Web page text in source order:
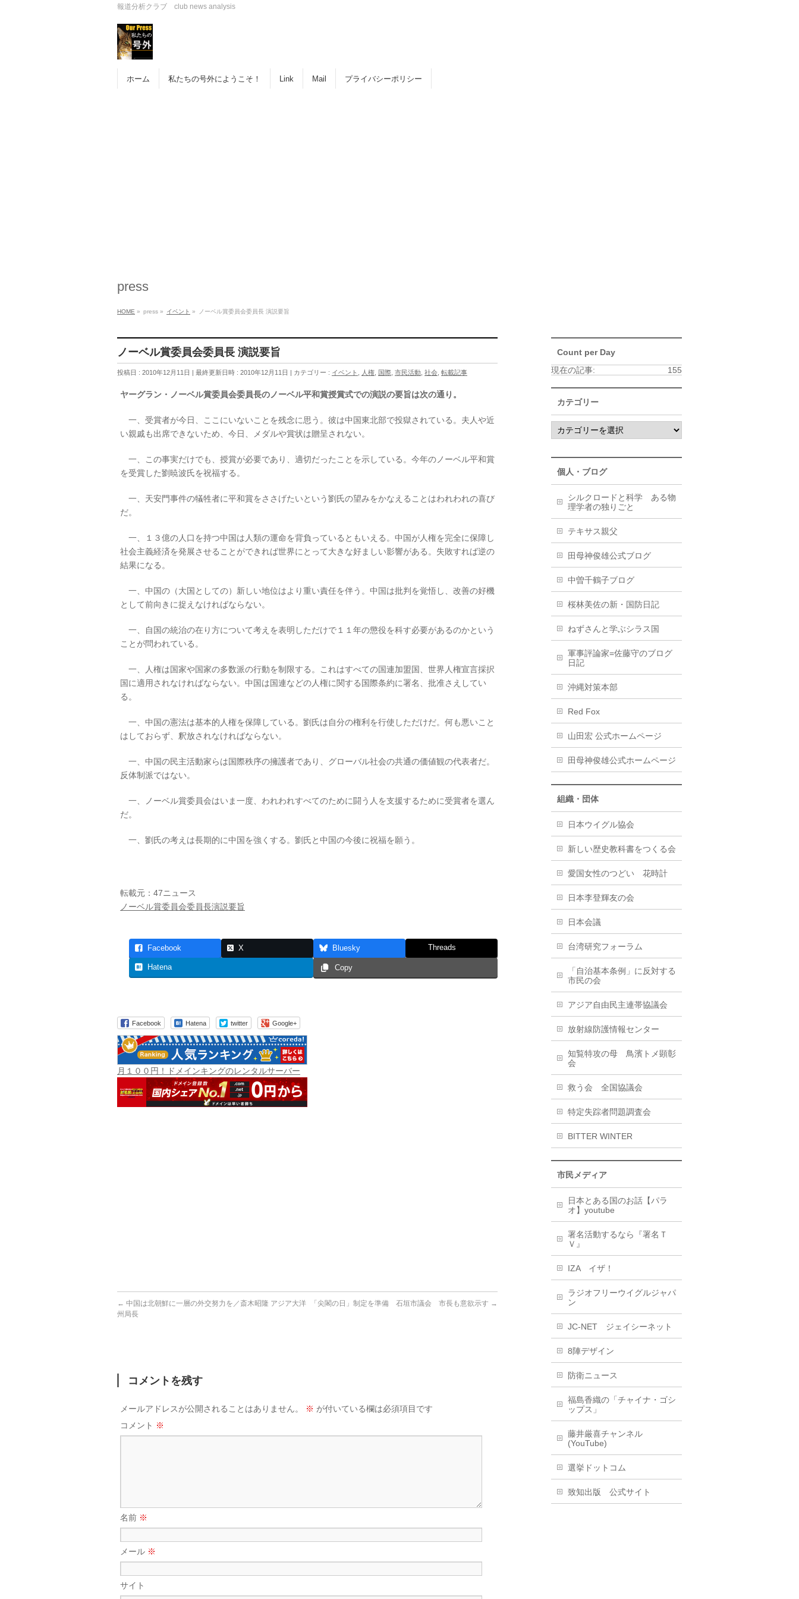
報道分析クラブ club news analysis
ホーム 私たちの号外にようこそ！ Link Mail プライバシーポリシー
press
HOME » press » イベント » ノーベル賞委員会委員長 演説要旨
ノーベル賞委員会委員長 演説要旨
投稿日 : 2010年12月11日 最終更新日時 : 2010年12月11日 カテゴリー : イベント 人権 国際 市民活動 社会 転載記事
ヤーグラン・ノーベル賞委員会委員長のノーベル平和賞授賞式での演説の要旨は次の通り。
一、受賞者が今日、ここにいないことを残念に思う。彼は中国東北部で投獄されている。夫人や近
い親戚も出席できないため、今日、メダルや賞状は贈呈されない。
一、この事実だけでも、授賞が必要であり、適切だったことを示している。今年のノーベル平和賞
を受賞した劉暁波氏を祝福する。
一、天安門事件の犠牲者に平和賞をささげたいという劉氏の望みをかなえることはわれわれの喜び
だ。
一、１３億の人口を持つ中国は人類の運命を背負っているともいえる。中国が人権を完全に保障し
社会主義経済を発展させることができれば世界にとって大きな好ましい影響がある。失敗すれば逆の
結果になる。
一、中国の（大国としての）新しい地位はより重い責任を伴う。中国は批判を覚悟し、改善の好機
として前向きに捉えなければならない。
一、自国の統治の在り方について考えを表明しただけで１１年の懲役を科す必要があるのかという
ことが問われている。
一、人権は国家や国家の多数派の行動を制限する。これはすべての国連加盟国、世界人権宣言採択
国に適用されなければならない。中国は国連などの人権に関する国際条約に署名、批准さえしてい
る。
一、中国の憲法は基本的人権を保障している。劉氏は自分の権利を行使しただけだ。何も悪いこと
はしておらず、釈放されなければならない。
一、中国の民主活動家らは国際秩序の擁護者であり、グローバル社会の共通の価値観の代表者だ。
反体制派ではない。
一、ノーベル賞委員会はいま一度、われわれすべてのために闘う人を支援するために受賞者を選ん
だ。
一、劉氏の考えは長期的に中国を強くする。劉氏と中国の今後に祝福を願う。
転載元：47ニュース
ノーベル賞委員会委員長演説要旨
Facebook X Bluesky Threads
Hatena Copy
Facebook Hatena twitter Google+
月１００円！ドメインキングのレンタルサーバー
← 中国は北朝鮮に一層の外交努力を／斎木昭隆 アジア大洋
州局長
「尖閣の日」制定を準備 石垣市議会 市長も意欲示す →
コメントを残す
メールアドレスが公開されることはありません。 ※ が付いている欄は必須項目です
コメント ※
名前 ※
メール ※
サイト
Count per Day
155
現在の記事:
カテゴリー
個人・ブログ
シルクロードと科学 ある物
理学者の独りごと
テキサス親父
田母神俊雄公式ブログ
中曽千鶴子ブログ
桜林美佐の新・国防日記
ねずさんと学ぶシラス国
軍事評論家=佐藤守のブログ
日記
沖縄対策本部
Red Fox
山田宏 公式ホームページ
田母神俊雄公式ホームページ
組織・団体
日本ウイグル協会
新しい歴史教科書をつくる会
愛国女性のつどい 花時計
日本李登輝友の会
日本会議
台湾研究フォーラム
「自治基本条例」に反対する
市民の会
アジア自由民主連帯協議会
放射線防護情報センター
知覧特攻の母 鳥濱トメ顕彰
会
救う会 全国協議会
特定失踪者問題調査会
BITTER WINTER
市民メディア
日本とある国のお話【パラ
オ】youtube
署名活動するなら『署名Ｔ
Ｖ』
IZA イザ！
ラジオフリーウイグルジャパ
ン
JC-NET ジェイシーネット
8陣デザイン
防衛ニュース
福島香織の「チャイナ・ゴシ
ップス」
藤井厳喜チャンネル
(YouTube)
選挙ドットコム
致知出版 公式サイト